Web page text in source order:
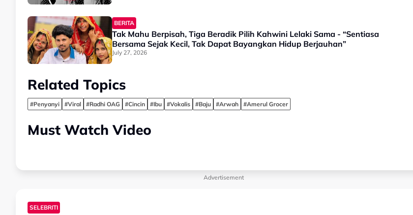
BERITA
Tak Mahu Berpisah, Tiga Beradik Pilih Kahwini Lelaki Sama - “Sentiasa
Bersama Sejak Kecil, Tak Dapat Bayangkan Hidup Berjauhan”
July 27, 2026
Related Topics
#Penyanyi #Viral #Radhi OAG #Cincin #Ibu #Vokalis #Baju #Arwah #Amerul Grocer
Must Watch Video
Advertisement
SELEBRITI